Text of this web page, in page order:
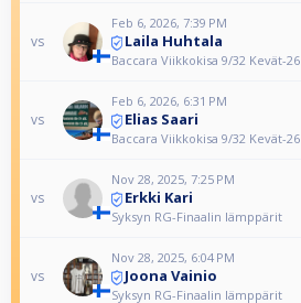
vs
Feb 6, 2026, 7:39 PM
Laila Huhtala
Baccara Viikkokisa 9/32 Kevät-26
vs
Feb 6, 2026, 6:31 PM
Elias Saari
Baccara Viikkokisa 9/32 Kevät-26
vs
Nov 28, 2025, 7:25 PM
Erkki Kari
Syksyn RG-Finaalin lämppärit
vs
Nov 28, 2025, 6:04 PM
Joona Vainio
Syksyn RG-Finaalin lämppärit